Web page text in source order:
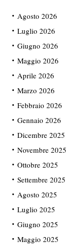
Agosto 2026
Luglio 2026
Giugno 2026
Maggio 2026
Aprile 2026
Marzo 2026
Febbraio 2026
Gennaio 2026
Dicembre 2025
Novembre 2025
Ottobre 2025
Settembre 2025
Agosto 2025
Luglio 2025
Giugno 2025
Maggio 2025